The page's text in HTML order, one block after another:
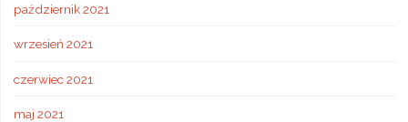
październik 2021
wrzesień 2021
czerwiec 2021
maj 2021